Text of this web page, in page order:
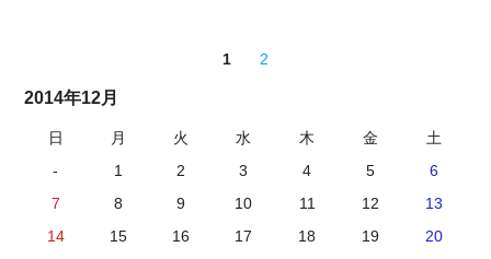
1 2
2014年12月
日 月 火 水 木 金
土
-
1 2 3 4 5
6
7
8 9 10 11 12
13
14
15 16 17 18 19
20